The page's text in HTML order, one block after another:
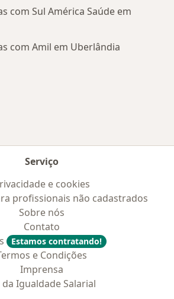
com Sul América Saúde em
com Amil em Uberlândia
Serviço
e cookies
profissionais não cadastrados
Sobre nós
Contato
Estamos contratando!
e Condições
Imprensa
da Igualdade Salarial